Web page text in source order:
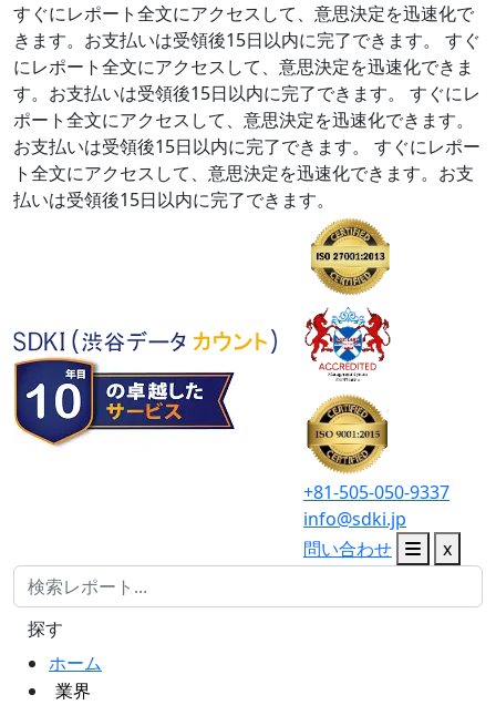
すぐにレポート全文にアクセスして、意思決定を迅速化で
きます。お支払いは受領後15日以内に完了できます。
すぐ
にレポート全文にアクセスして、意思決定を迅速化できま
す。お支払いは受領後15日以内に完了できます。
すぐにレ
ポート全文にアクセスして、意思決定を迅速化できます。
お支払いは受領後15日以内に完了できます。
すぐにレポー
ト全文にアクセスして、意思決定を迅速化できます。お支
払いは受領後15日以内に完了できます。
+81-505-050-9337
info@sdki.jp
問い合わせ
x
ホーム
業界
探す